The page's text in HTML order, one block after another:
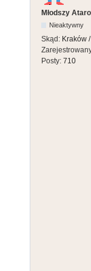
Młodszy
Nieaktywny
Skąd: Kraków
Posty: 710